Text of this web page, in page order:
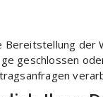
geschlossen